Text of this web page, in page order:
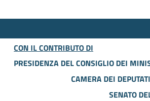
CON IL CONTRIBUTO DI
PRESIDENZA DEL CONSIGLIO DEI
CAMERA DEI DEPUTATI
SENATO